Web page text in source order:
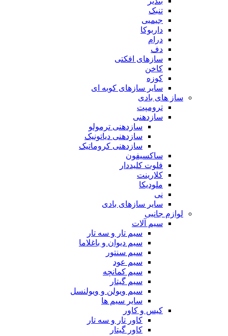
تنبک
جیمبی
داربوکا
درام
دف
سازهای افکتی
کاخن
کوزه
سایر سازهای کوبه ای
ساز های بادی
ترومپت
سازدهنی
سازدهنی ترمولو
سازدهنی دیاتونیک
سازدهنی کروماتیک
ساکسیفون
فلوت کلیددار
کلارینت
ملودیکا
نی
سایر سازهای بادی
لوازم جانبی
سیم آلات
سیم تار و سه تار
سیم دیوان و باغلاما
سیم سنتور
سیم عود
سیم کمانچه
سیم گیتار
سیم ویولن و ویولنسل
سایر سیم ها
کیس و کاور
کاور تار و سه تار
کاور گیتار